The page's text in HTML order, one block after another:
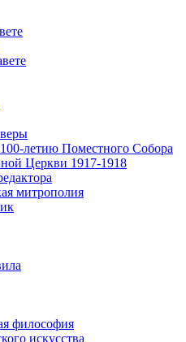
летию Поместного Собора
Церкви 1917-1918
митрополия
философия
искусства